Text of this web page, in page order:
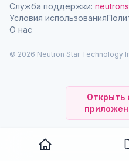
Открыть
Служба поддержки:
Условия использования
О нас
© 2026 Neutron Star Technology